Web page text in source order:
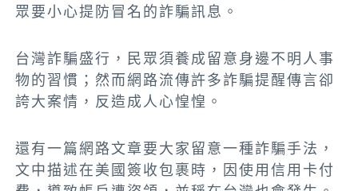
眾要小心提防冒名的詐騙訊息。
台灣詐騙盛行，民眾須養成留意身邊不明人事
物的習慣；然而網路流傳許多詐騙提醒傳言卻
誇大案情，反造成人心惶惶。
還有一篇網路文章要大家留意一種詐騙手法，
文中描述在美國簽收包裹時，因使用信用卡付